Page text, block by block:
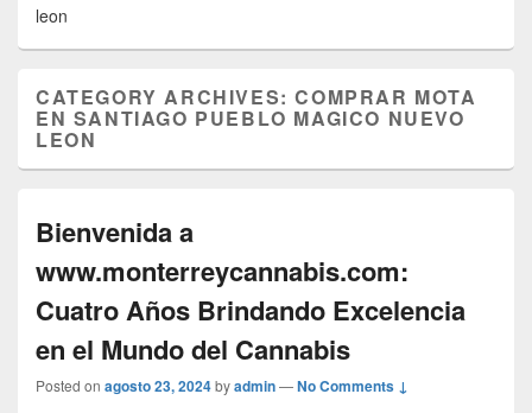
leon
CATEGORY ARCHIVES:COMPRAR MOTA
EN SANTIAGO PUEBLO MAGICO NUEVO
LEON
Bienvenida a
www.monterreycannabis.com:
Cuatro Años Brindando Excelencia
en el Mundo del Cannabis
Posted on agosto 23, 2024byadmin—No Comments ↓